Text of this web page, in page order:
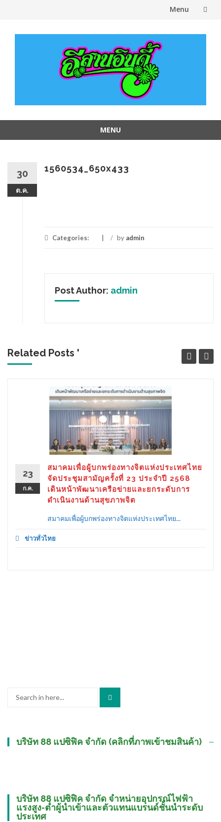
Menu
MENU
30
ต.ค.
1560534_650x433
Categories: / by admin
Post Author: admin
Related Posts '
23
ก.ค.
สมาคมเพื่อผู้บกพร่องทางจิตแห่งประเทศไทย
จัดประชุมสามัญครั้งที่ 23 ประจำปี 2568
เดินหน้าพัฒนาเครือข่ายและยกระดับการ
ดำเนินงานด้านสุขภาพจิต
สมาคมเพื่อผู้บกพร่องทางจิตแห่งประเทศไทย...
ข่าวทั่วไทย
บริษัท 88 แปซิฟิค จำกัด (คลิกที่ภาพเข้าชมสินค้า)
บริษัท 88 แปซิฟิค จำกัด จำหน่ายอุปกรณ์ไฟฟ้า
แรงสูง-ต่ำผู้นำเข้าและตัวแทนแบรนด์ชั้นนำระดับ
ประเทศ